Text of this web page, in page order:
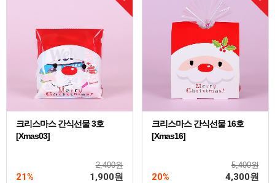
크리스마스 간식선물 3호
[Xmas03]
2,400원
21% 1,900원
크리스마스 간식선물 16호
[Xmas16]
5,400원
20% 4,300원